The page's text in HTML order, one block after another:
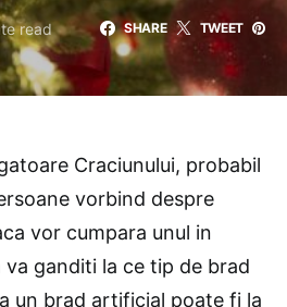
read SHARE TWEET
Craciunului, probabil
vorbind despre
vor cumpara unul in
va ganditi la ce tip de brad
un brad artificial poate fi la